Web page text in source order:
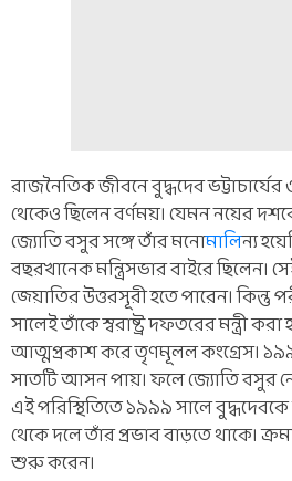
রাজনৈতিক জীবনে বুদ্ধদেব ভট্টাচার্যের
থেকেও ছিলেন বর্ণময়। যেমন নয়ের
জ্যোতি বসুর সঙ্গে তাঁর মনোমালিন্য
বছরখানেক মন্ত্রিসভার বাইরে ছিলেন।
জ্য়োতির উত্তরসূরী হতে পারেন। কিন্তু
সালেই তাঁকে স্বরাষ্ট্র দফতরের মন্ত্রী
আত্মপ্রকাশ করে তৃণমূলল কংগ্রেস।
সাতটি আসন পায়। ফলে জ্যোতি বসুর
এই পরিস্থিতিতে ১৯৯৯ সালে বুদ্ধদেবকে
থেকে দলে তাঁর প্রভাব বাড়তে থাকে।
শুরু করেন।